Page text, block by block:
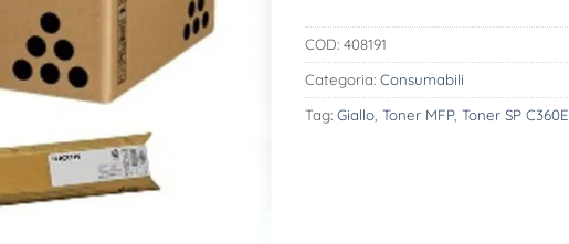
COD: 408191
Categoria: Consumabili
Tag: Giallo Toner MFP, Toner SP C360E